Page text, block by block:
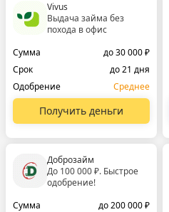
Vivus
Выдача займа без
похода в офис
Сумма
до 30 000 ₽
Срок
до 21 дня
Одобрение
Среднее
Получить деньги
Доброзайм
До 100 000 ₽. Быстрое
одобрение!
Сумма
до 200 000 ₽